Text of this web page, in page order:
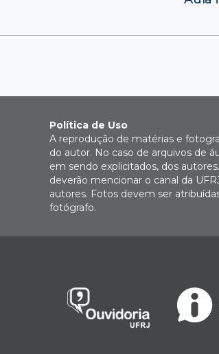
Política de Uso
A reprodução de matérias e
do autor. No caso de arquivos de
em sendo explicitados, dos
deverão mencionar o canal da
autores. Fotos devem ser
fotógrafo.